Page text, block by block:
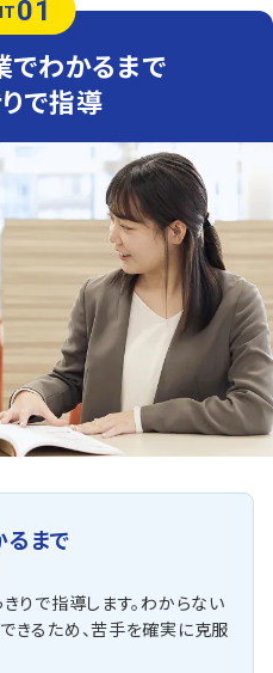
題やその類題が出題されるた
のポイントです。テスト本番で
では学校でわからなかった問題
ポートします。
ース
英検®に向けた対策のご要望を
策もマンツーマンなら自由自
生徒さんが多く見られます。
がけてしっかり対策していきま
た戦略を立てて、ピンポイン
ます！
ています
学院中学校・横浜雙葉中学校・
学校・逗子開成中学校・その
01
わかるまで
で指導
まで
りで指導します。わからない
きるため、苦手を確実に克服